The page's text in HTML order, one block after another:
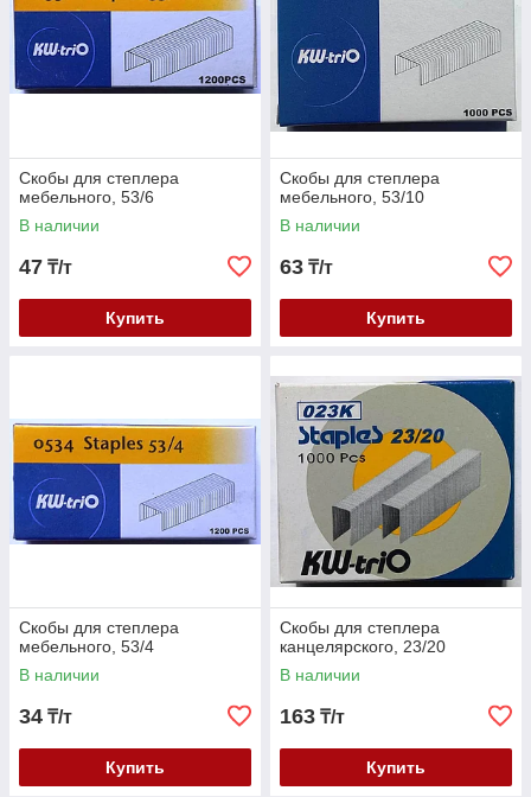
Скобы для степлера
мебельного, 53/6
В наличии
47 ₸/т
Купить
Скобы для степлера
мебельного, 53/10
В наличии
63 ₸/т
Купить
Скобы для степлера
мебельного, 53/4
В наличии
34 ₸/т
Купить
Скобы для степлера
канцелярского, 23/20
В наличии
163 ₸/т
Купить